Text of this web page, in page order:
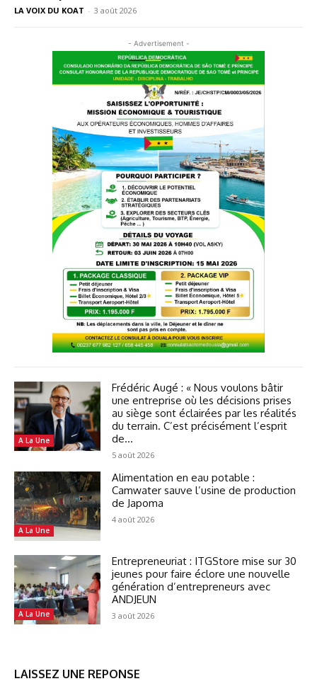
LA VOIX DU KOAT - 3 août 2026
- Advertisement -
A La Une
Frédéric Augé : « Nous voulons bâtir
une entreprise où les décisions prises
au siège sont éclairées par les réalités
du terrain. C’est précisément l’esprit
de...
5 août 2026
A La Une
Alimentation en eau potable :
Camwater sauve l’usine de production
de Japoma
4 août 2026
A La Une
Entrepreneuriat : ITGStore mise sur 30
jeunes pour faire éclore une nouvelle
génération d’entrepreneurs avec
ANDJEUN
3 août 2026
LAISSEZ UNE REPONSE